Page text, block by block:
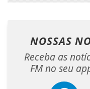
NOSSAS
Receba as
FM no seu